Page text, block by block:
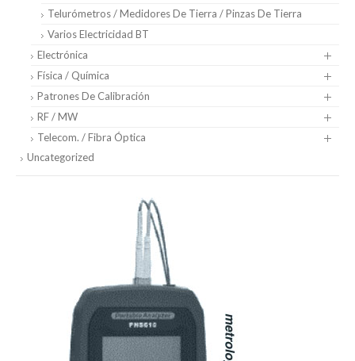
Telurómetros / Medidores De Tierra / Pinzas De Tierra
Varios Electricidad BT
Electrónica
Física / Química
Patrones De Calibración
RF / MW
Telecom. / Fibra Óptica
Uncategorized